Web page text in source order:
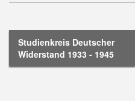
Studienkreis Deutscher
Widerstand 1933 - 1945